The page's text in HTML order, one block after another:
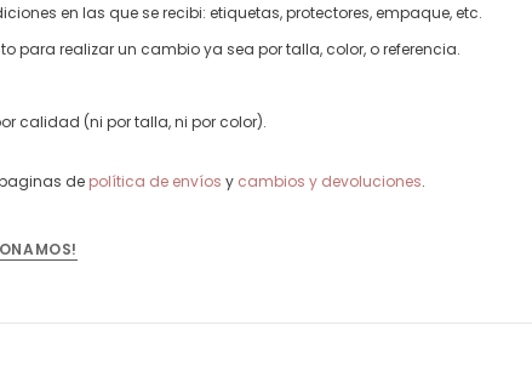
en las que se recibi: etiquetas, protectores, empaque, etc.
para realizar un cambio ya sea por talla, color, o referencia.
calidad (ni por talla, ni por color).
de política de envíos y cambios y devoluciones.